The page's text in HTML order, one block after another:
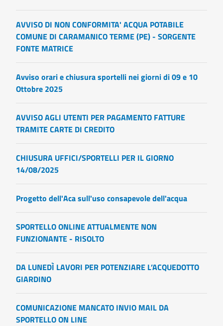
AVVISO DI NON CONFORMITA' ACQUA POTABILE
COMUNE DI CARAMANICO TERME (PE) - SORGENTE
FONTE MATRICE
Avviso orari e chiusura sportelli nei giorni di 09 e 10
Ottobre 2025
AVVISO AGLI UTENTI PER PAGAMENTO FATTURE
TRAMITE CARTE DI CREDITO
CHIUSURA UFFICI/SPORTELLI PER IL GIORNO
14/08/2025
Progetto dell'Aca sull'uso consapevole dell'acqua
SPORTELLO ONLINE ATTUALMENTE NON
FUNZIONANTE - RISOLTO
DA LUNEDÌ LAVORI PER POTENZIARE L’ACQUEDOTTO
GIARDINO
COMUNICAZIONE MANCATO INVIO MAIL DA
SPORTELLO ON LINE